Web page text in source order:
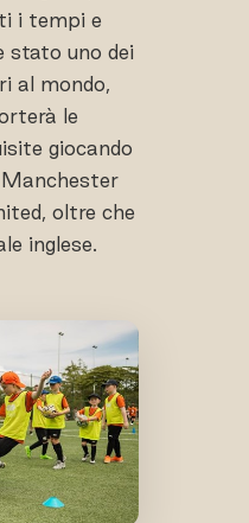
i tempi e
stato uno dei
al mondo,
le
giocando
oltre che
inglese.